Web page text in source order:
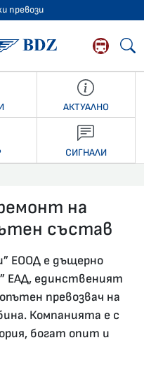
превози
БДЖ -
АКТУАЛНО
СИГНАЛИ
на
състав
ЕООД е дъщерно
ЕАД, единственият
превозвач на
Компанията е с
богат опит и